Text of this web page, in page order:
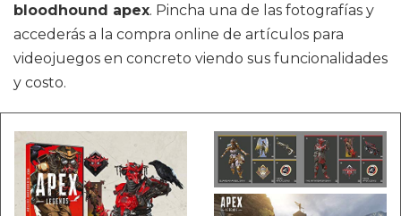
bloodhound apex. Pincha una de las fotografías y
accederás a la compra online de artículos para
videojuegos en concreto viendo sus funcionalidades
y costo.